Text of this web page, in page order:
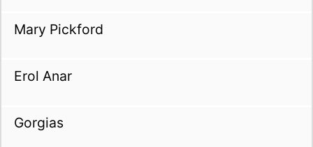
Mary Pickford
Erol Anar
Gorgias